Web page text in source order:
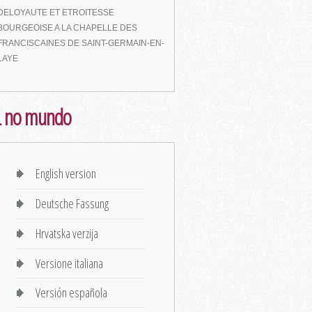
ET ETROITESSE
A LA CHAPELLE DES
DE SAINT-GERMAIN-EN-
no mundo
English version
Deutsche Fassung
Hrvatska verzija
Versione italiana
Versión española